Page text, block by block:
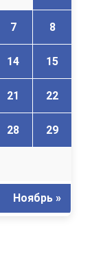
7 8
14 15
21 22
28 29
Ноябрь »